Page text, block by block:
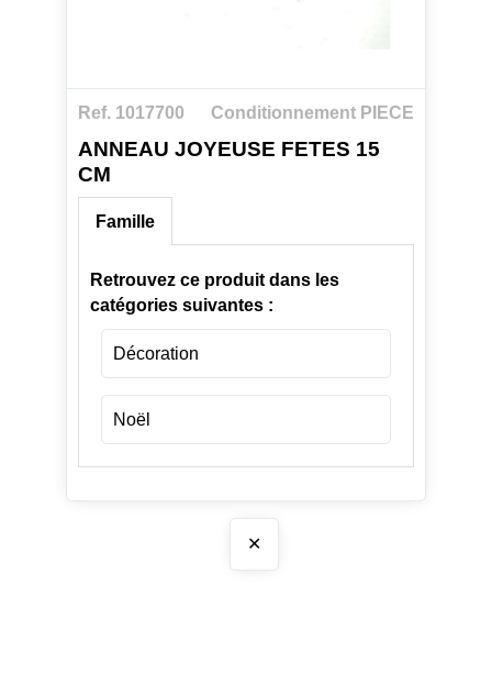
Ref. 1017700 Conditionnement PIECE
ANNEAU JOYEUSE FETES 15
CM
Famille
Retrouvez ce produit dans les
catégories suivantes :
Décoration
Noël
✕